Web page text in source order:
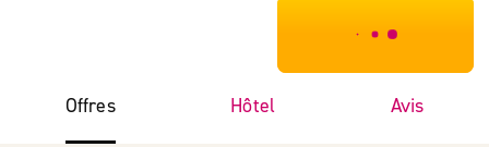
***************
Offres Hôtel Avis